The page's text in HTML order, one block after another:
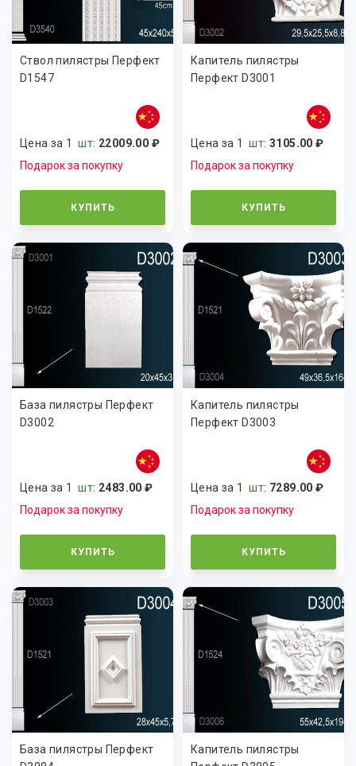
Ствол пилястры Перфект
D1547
Цена за 1шт: 22009.00 ₽
Подарок за покупку
КУПИТЬ
Капитель пилястры
Перфект D3001
Цена за 1шт:3105.00 ₽
Подарок за покупку
КУПИТЬ
База пилястры Перфект
D3002
Цена за 1шт: 2483.00 ₽
Подарок за покупку
КУПИТЬ
Капитель пилястры
Перфект D3003
Цена за 1шт: 7289.00 ₽
Подарок за покупку
КУПИТЬ
База пилястры Перфект
Капитель пилястры